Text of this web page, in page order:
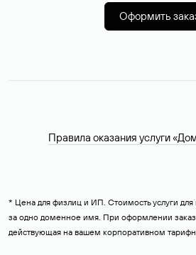
Оформить
Правила оказания услуги
* Цена для физлиц и ИП. Стоимость услуги
за одно доменное имя. При оформлении
действующая на вашем корпоративном